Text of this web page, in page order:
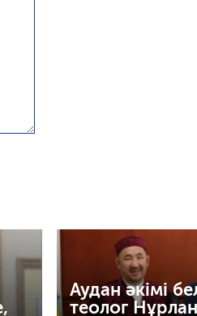
Аудан әкімі
теолог Нұрлан